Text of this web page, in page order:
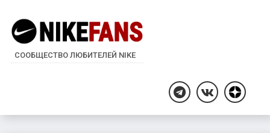
СООБЩЕСТВО ЛЮБИТЕЛЕЙ NIKE
TelegramВКонтакте
Дзен